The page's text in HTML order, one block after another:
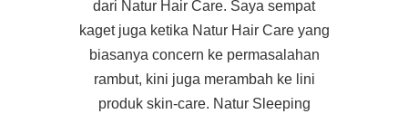
dari Natur Hair Care. Saya sempat
kaget juga ketika Natur Hair Care yang
biasanya concern ke permasalahan
rambut, kini juga merambah ke lini
produk skin-care. Natur Sleeping